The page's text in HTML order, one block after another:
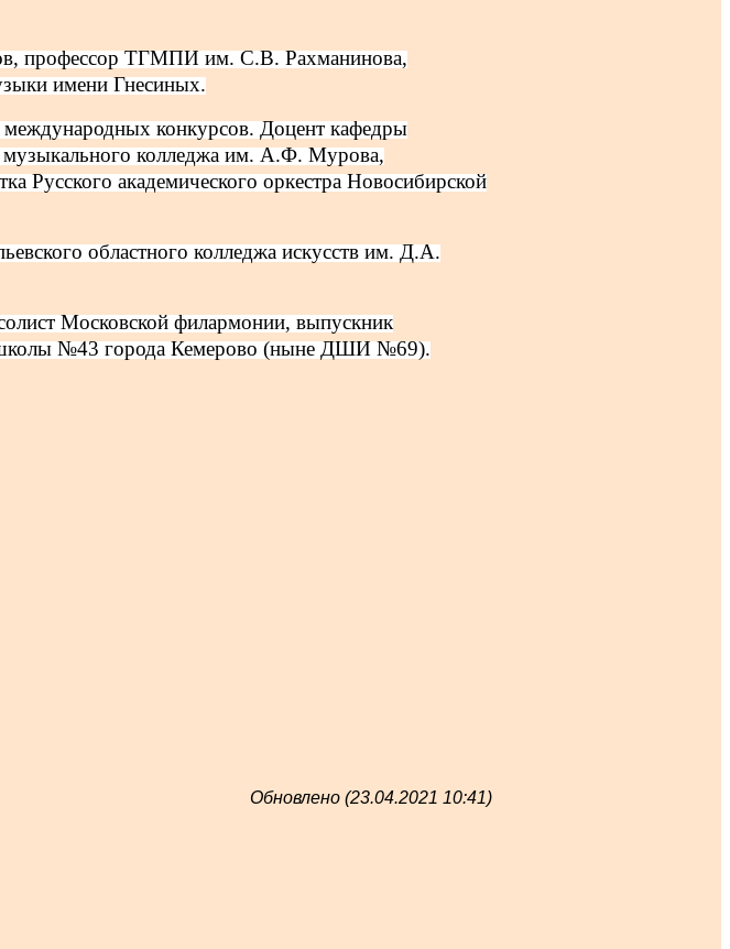
профессор ТГМПИ им. С.В. Рахманинова,
имени Гнесиных.
конкурсов. Доцент кафедры
колледжа им. А.Ф. Мурова,
Русского академического оркестра Новосибирской
областного колледжа искусств им. Д.А.
Московской филармонии, выпускник
школы №43 города Кемерово (ныне ДШИ №69).
Обновлено (23.04.2021 10:41)